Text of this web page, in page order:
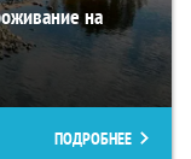
на
ПОДРОБНЕЕ